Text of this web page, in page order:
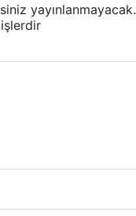
yayınlanmayacak.